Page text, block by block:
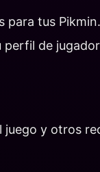
para tus Pikmin.
perfil de
y otros